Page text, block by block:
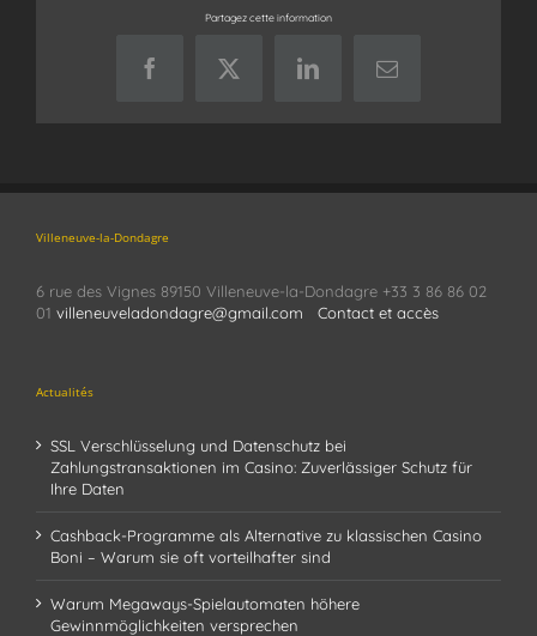
Partagez cette information
FacebookX LinkedInEmail
Villeneuve-la-Dondagre
6 rue des Vignes 89150 Villeneuve-la-Dondagre +33 3 86 86 02
01 villeneuveladondagre@gmail.com Contact et accès
Actualités
SSL Verschlüsselung und Datenschutz bei
Zahlungstransaktionen im Casino: Zuverlässiger Schutz für
Ihre Daten
Cashback-Programme als Alternative zu klassischen Casino
Boni – Warum sie oft vorteilhafter sind
Warum Megaways-Spielautomaten höhere
Gewinnmöglichkeiten versprechen